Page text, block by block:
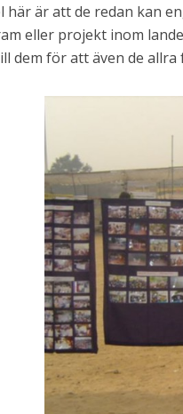
här är att de redan kan
eller projekt inom
dem för att även de